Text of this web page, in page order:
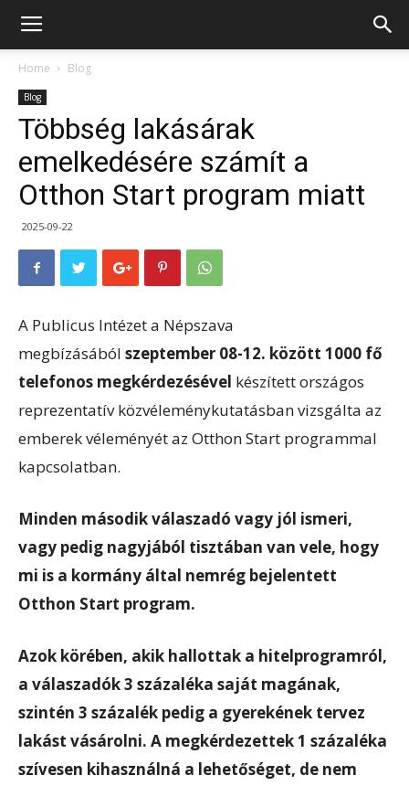
Home Blog
Blog
Többség lakásárak
emelkedésére számít a
Otthon Start program miatt
2025-09-22
A Publicus Intézet a Népszava
megbízásából szeptember 08-12. között 1000 fő
telefonos megkérdezésével készített országos
reprezentatív közvéleménykutatásban vizsgálta az
emberek véleményét az Otthon Start programmal
kapcsolatban.
Minden második válaszadó vagy jól ismeri,
vagy pedig nagyjából tisztában van vele, hogy
mi is a kormány által nemrég bejelentett
Otthon Start program.
Azok körében, akik hallottak a hitelprogramról,
a válaszadók 3 százaléka saját magának,
szintén 3 százalék pedig a gyerekének tervez
lakást vásárolni. A megkérdezettek 1 százaléka
szívesen kihasználná a lehetőséget, de nem